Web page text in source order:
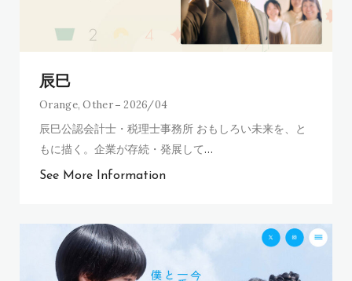
辰巳
Orange,Other 2026/04
辰巳公認会計士・税理士事務所 おもしろい未来を、と
もに描く。企業が存続・発展して…
See More Information